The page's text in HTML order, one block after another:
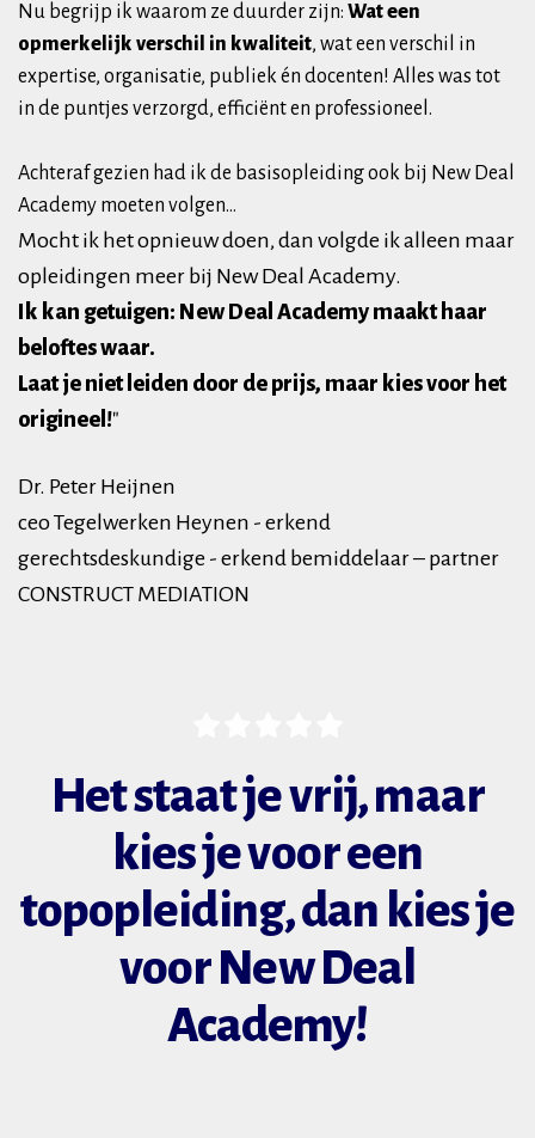
Nu begrijp ik waarom ze duurder zijn: Wat een
opmerkelijk verschil in kwaliteit, wat een verschil in
expertise, organisatie, publiek én docenten! Alles was tot
in de puntjes verzorgd, efficiënt en professioneel.
Achteraf gezien had ik de basisopleiding ook bij New Deal
Academy moeten volgen...
Mocht ik het opnieuw doen, dan volgde ik alleen maar
opleidingen meer bij New Deal Academy.
Ik kan getuigen: New Deal Academy maakt haar
beloftes waar.
Laat je niet leiden door de prijs, maar kies voor het
origineel!"
Dr. Peter Heijnen
ceo Tegelwerken Heynen - erkend
gerechtsdeskundige - erkend bemiddelaar – partner
CONSTRUCT MEDIATION
Het staat je vrij, maar
kies je voor een
topopleiding, dan kies je
voor New Deal
Academy!